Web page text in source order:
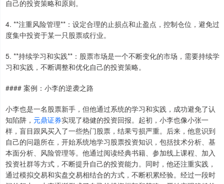
自己的投资策略和原则。
4. **注重风险管理**：设定合理的止损点和止盈点，控制仓位，避免过
度集中投资于某一只股票或行业。
5. **持续学习和实践**：股票市场是一个不断变化的市场，需要持续学
习和实践，不断调整和优化自己的投资策略。
#### 案例：小李的逆袭之路
小李也是一名股票新手，但他通过系统的学习和实践，成功避免了认
知陷阱， 元鼎证券实现了稳健的投资回报。起初，小李也像小张一
样，盲目跟风买入了一些热门股票，结果亏损严重。后来，他意识到
自己的问题所在，开始系统地学习股票投资知识，包括技术分析、基
本面分析、风险管理等。他通过阅读经典书籍、参加线上课程、加入
投资社群等方式，不断提升自己的投资能力。同时，他还注重实践，
通过模拟交易和实盘交易相结合的方式，不断积累经验。经过一段时